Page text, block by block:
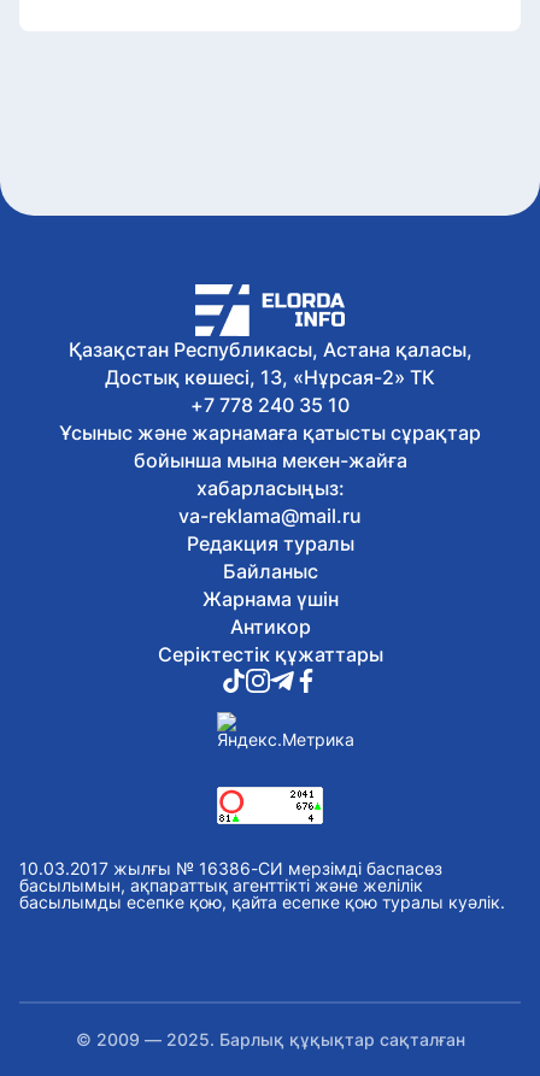
Қазақстан Республикасы, Астана қаласы,
Достық көшесі, 13, «Нұрсая-2» ТК
+7 778 240 35 10
Ұсыныс және жарнамаға қатысты сұрақтар
бойынша мына мекен-жайға
хабарласыңыз:
va-reklama@mail.ru
Редакция туралы
Байланыс
Жарнама үшін
Антикор
Серіктестік құжаттары
10.03.2017 жылғы № 16386-СИ мерзімді баспасөз
басылымын, ақпараттық агенттікті және желілік
басылымды есепке қою, қайта есепке қою туралы куәлік.
© 2009 — 2025. Барлық құқықтар сақталған